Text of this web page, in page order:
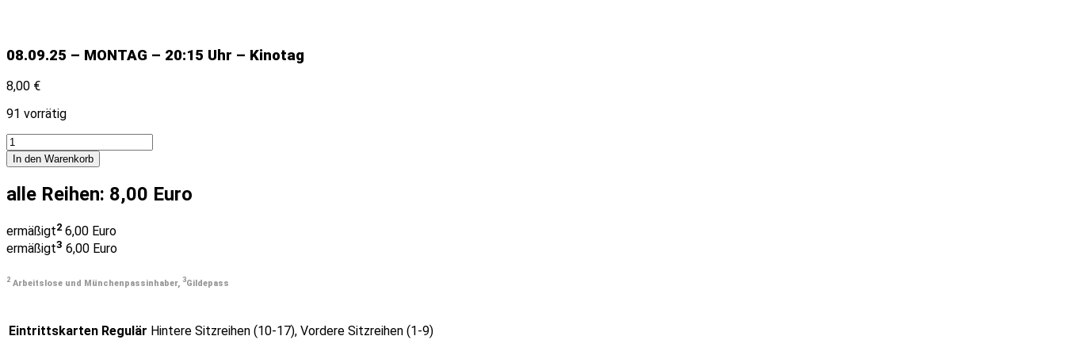
08.09.25 – MONTAG – 20:15 Uhr – Kinotag
8,00 €
91 vorrätig
In den Warenkorb
alle Reihen: 8,00 Euro
ermäßigt2 6,00 Euro
ermäßigt3 6,00 Euro
2 Arbeitslose und Münchenpassinhaber, 3Gildepass
Eintrittskarten Regulär Hintere Sitzreihen (10-17), Vordere Sitzreihen (1-9)